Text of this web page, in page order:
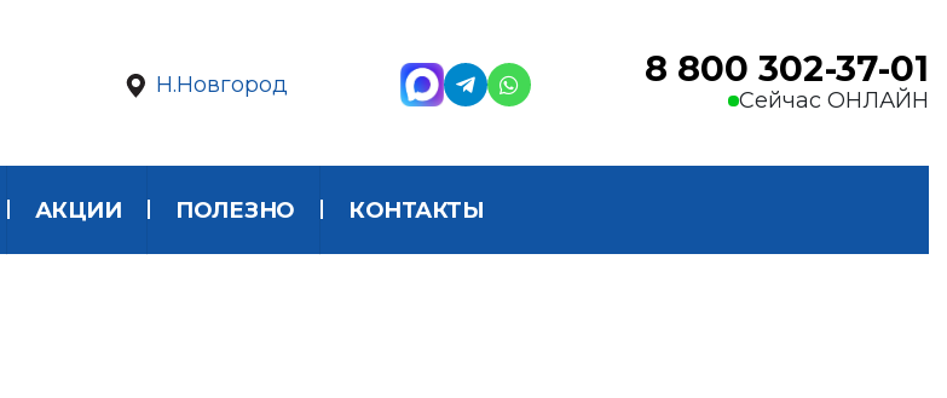
Н.Новгород 8 800 302-37-01
Сейчас ОНЛАЙН
АКЦИИ ПОЛЕЗНО КОНТАКТЫ